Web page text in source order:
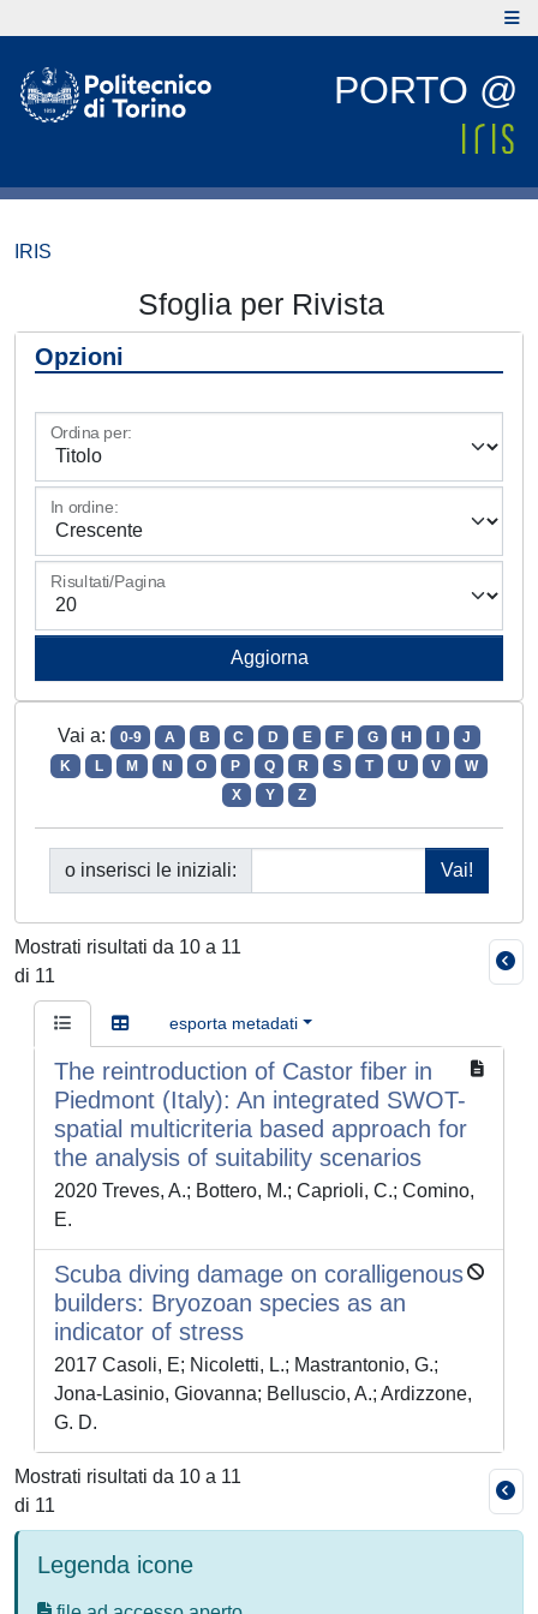
PORTO @
IRIS
Sfoglia per Rivista
Opzioni
Ordina per:
In ordine:
Risultati/Pagina
Vai a: 0-9 A B C D E F G H
J
K
L M N O P Q R S T U V
W
X
Y Z
o inserisci le iniziali:
Mostrati risultati da 10 a 11
di 11
esporta metadati
The reintroduction of Castor fiber in
Piedmont (Italy): An integrated SWOT-
spatial multicriteria based approach for
the analysis of suitability scenarios
2020 Treves, A.; Bottero, M.; Caprioli, C.; Comino,
E.
Scuba diving damage on coralligenous
builders: Bryozoan species as an
indicator of stress
2017 Casoli, E; Nicoletti, L.; Mastrantonio, G.;
Jona-Lasinio, Giovanna; Belluscio, A.; Ardizzone,
G. D.
Mostrati risultati da 10 a 11
di 11
Legenda icone